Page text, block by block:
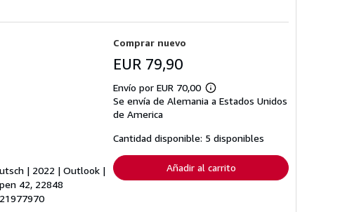
| 2022 | Outlook |
42, 22848
Comprar nuevo
EUR 79,90
Envío por EUR 70,00
Más
información
tarifas
de
envío
Se envía de Alemania a Estados Unidos
de America
Cantidad disponible: 5 disponibles
Añadir al carrito